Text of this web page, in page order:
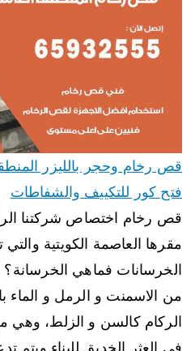
فتح كور للتكييف والشفاطات
قص رخام اختصاص شركتنا
مقرها العاصمة الكويتية
الخرسانات فماهي
من الاسمنت و الرمل و الماء
الركام كالسن و الزلط، وهي